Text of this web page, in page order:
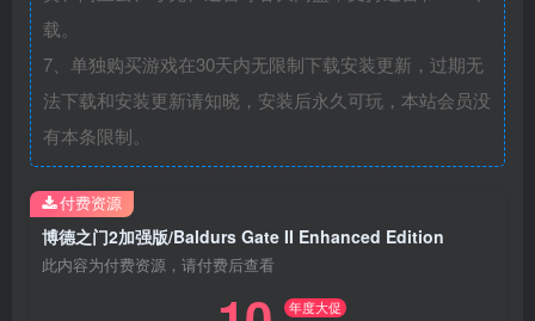
载。
7、单独购买游戏在30天内无限制下载安装更新，过期无
法下载和安装更新请知晓，安装后永久可玩，本站会员没
有本条限制。
博德之门2加强版/Baldurs Gate II Enhanced Edition
此内容为付费资源，请付费后查看
年度大促
付费资源